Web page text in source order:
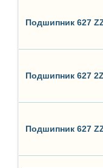
Подшипник 627
Подшипник 627
Подшипник 627